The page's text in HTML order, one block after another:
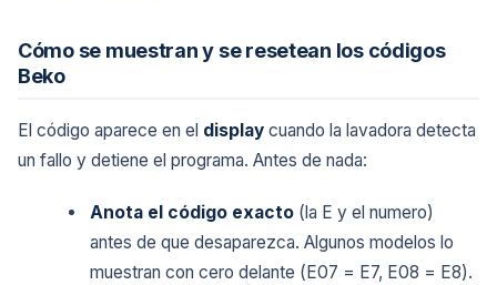
Cómo se muestran y se resetean los códigos
Beko
El código aparece en el display cuando la lavadora detecta
un fallo y detiene el programa. Antes de nada:
Anota el código exacto (la E y el numero)
antes de que desaparezca. Algunos modelos lo
muestran con cero delante (E07 = E7, E08 = E8).